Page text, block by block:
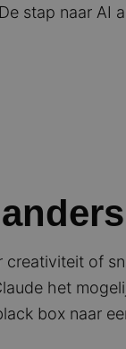
stap naar AI
of
het
box naar